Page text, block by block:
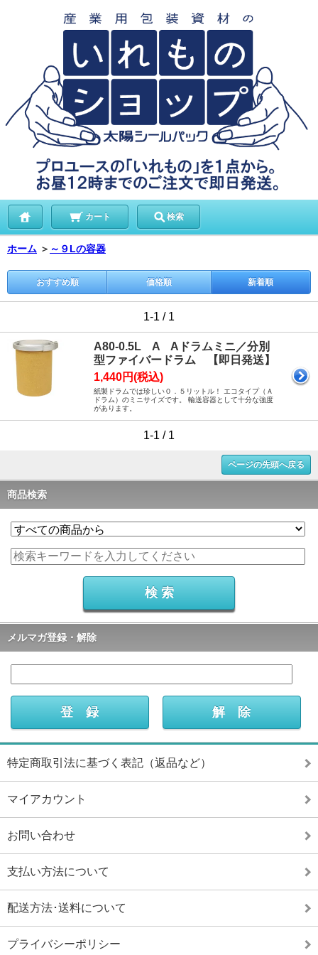
カート 検索
ホーム ＞ ～９Lの容器
おすすめ順 価格順 新着順
1-1 / 1
A80-0.5L A Aドラムミニ／分別
型ファイバードラム 【即日発送】
1,440円(税込)
紙製ドラムでは珍しい０．５リットル！ エコタイプ（Ａ
ドラム）のミニサイズです。 輸送容器として十分な強度
があります。
1-1 / 1
ページの先頭へ戻る
商品検索
メルマガ登録・解除
特定商取引法に基づく表記（返品など）
マイアカウント
お問い合わせ
支払い方法について
配送方法･送料について
プライバシーポリシー